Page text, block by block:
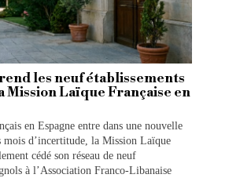
les neuf établissements
Mission Laïque Française en
en Espagne entre dans une nouvelle
mois d’incertitude, la Mission Laïque
cédé son réseau de neuf
à l’Association Franco-Libanaise